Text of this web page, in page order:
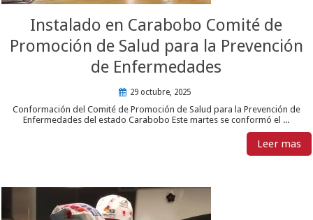
Instalado en Carabobo Comité de
Promoción de Salud para la Prevención
de Enfermedades
29 octubre, 2025
Conformación del Comité de Promoción de Salud para la Prevención de
Enfermedades del estado Carabobo Este martes se conformó el ...
Leer mas